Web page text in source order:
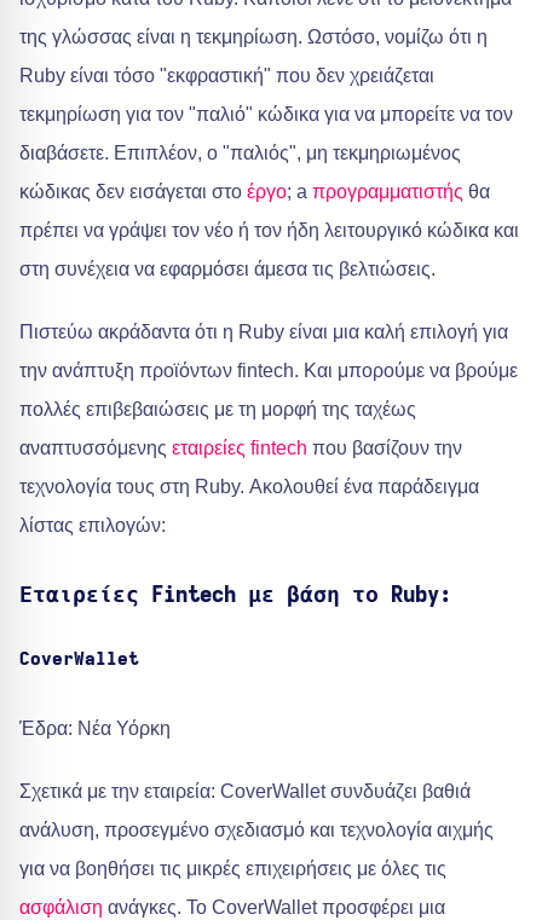
της γλώσσας είναι η τεκμηρίωση. Ωστόσο, νομίζω ότι η
Ruby είναι τόσο "εκφραστική" που δεν χρειάζεται
τεκμηρίωση για τον "παλιό" κώδικα για να μπορείτε να τον
διαβάσετε. Επιπλέον, ο "παλιός", μη τεκμηριωμένος
κώδικας δεν εισάγεται στο έργο; a προγραμματιστής θα
πρέπει να γράψει τον νέο ή τον ήδη λειτουργικό κώδικα και
στη συνέχεια να εφαρμόσει άμεσα τις βελτιώσεις.
Πιστεύω ακράδαντα ότι η Ruby είναι μια καλή επιλογή για
την ανάπτυξη προϊόντων fintech. Και μπορούμε να βρούμε
πολλές επιβεβαιώσεις με τη μορφή της ταχέως
αναπτυσσόμενης εταιρείες fintech που βασίζουν την
τεχνολογία τους στη Ruby. Ακολουθεί ένα παράδειγμα
λίστας επιλογών:
Εταιρείες Fintech με βάση το Ruby:
CoverWallet
Έδρα: Νέα Υόρκη
Σχετικά με την εταιρεία: CoverWallet συνδυάζει βαθιά
ανάλυση, προσεγμένο σχεδιασμό και τεχνολογία αιχμής
για να βοηθήσει τις μικρές επιχειρήσεις με όλες τις
ασφάλιση ανάγκες. Το CoverWallet προσφέρει μια